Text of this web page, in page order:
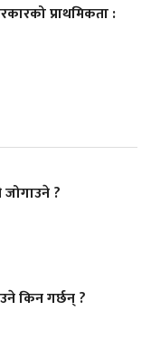
प्राथमिकता :
?
किन गर्छन् ?